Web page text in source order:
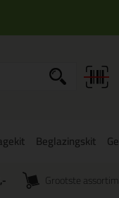
Beglazingskit
Grootste